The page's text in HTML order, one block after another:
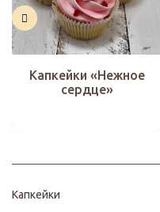
Капкейки «Нежное
сердце»
Капкейки